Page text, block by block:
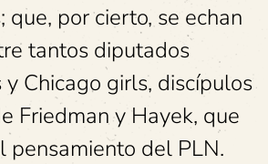
que, por cierto, se echan
tantos diputados
y Chicago girls, discípulos
Friedman y Hayek, que
pensamiento del PLN.